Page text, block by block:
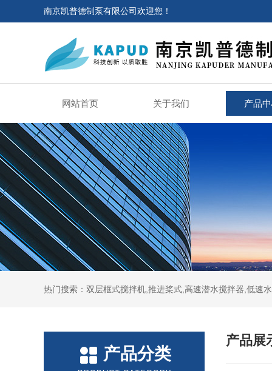
南京凯普德制泵有限公司欢迎您！
网站首页 关于我们 产品
热门搜索：双层框式搅拌机,推进桨式,高速潜水搅拌器,低速
产品分类
产品展